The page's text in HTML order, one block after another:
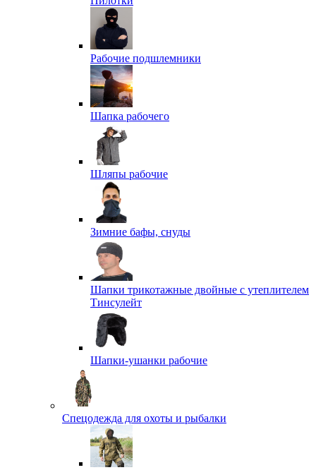
Рабочие подшлемники
Шапка рабочего
Шляпы рабочие
Зимние бафы, снуды
Шапки трикотажные двойные с утеплителем
Тинсулейт
Шапки-ушанки рабочие
Спецодежда для охоты и рыбалки